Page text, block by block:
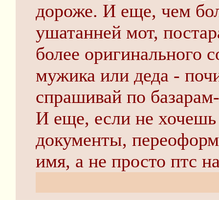
дороже. И еще, чем
ушатанней мот,
более оригинального
мужика или деда -
спрашивай по
И еще, если не
документы,
имя, а не просто птс